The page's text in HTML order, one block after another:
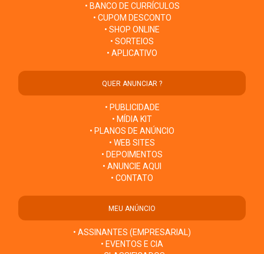
• BANCO DE CURRÍCULOS
• CUPOM DESCONTO
• SHOP ONLINE
• SORTEIOS
• APLICATIVO
QUER ANUNCIAR ?
• PUBLICIDADE
• MÍDIA KIT
• PLANOS DE ANÚNCIO
• WEB SITES
• DEPOIMENTOS
• ANUNCIE AQUI
• CONTATO
MEU ANÚNCIO
• ASSINANTES (EMPRESARIAL)
• EVENTOS E CIA